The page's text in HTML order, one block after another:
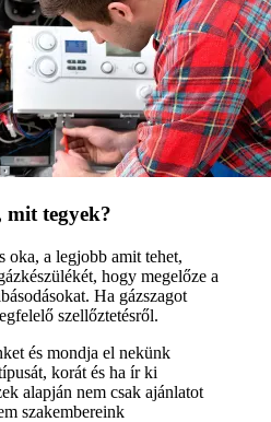
tegyek?
oka, a legjobb amit tehet,
hogy megelőze a
Ha gázszagot
szellőztetésről.
és mondja el nekünk
korát és ha ír ki
alapján nem csak ajánlatot
szakembereink